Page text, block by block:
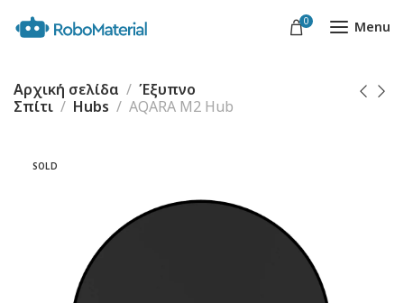
0 Menu
Αρχική σελίδα
Έξυπνο
Σπίτι
Hubs AQARA M2 Hub
SOLD